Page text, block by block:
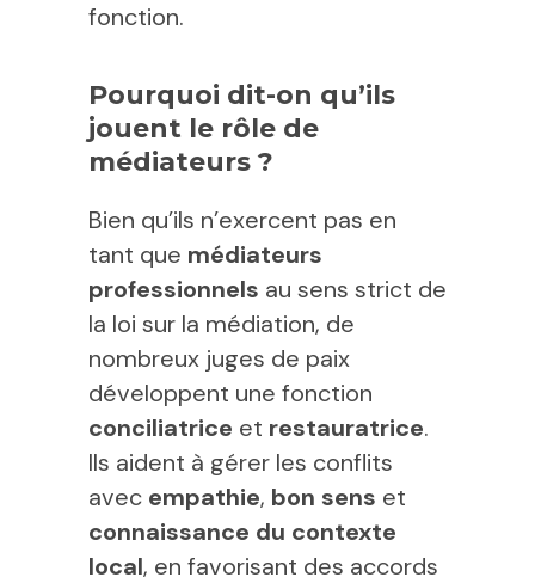
fonction.
Pourquoi dit-on qu’ils
jouent le rôle de
médiateurs ?
Bien qu’ils n’exercent pas en
tant que médiateurs
professionnels au sens strict de
la loi sur la médiation, de
nombreux juges de paix
développent une fonction
conciliatrice et restauratrice.
Ils aident à gérer les conflits
avec empathie, bon sens et
connaissance du contexte
local, en favorisant des accords